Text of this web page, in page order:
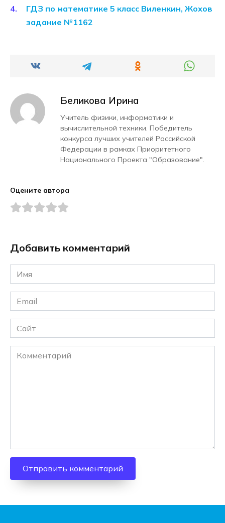
ГДЗ по математике 5 класс Виленкин, Жохов
задание №1162
Беликова Ирина
Учитель физики, информатики и
вычислительной техники. Победитель
конкурса лучших учителей Российской
Федерации в рамках Приоритетного
Национального Проекта "Образование".
Оцените автора
Добавить комментарий
Имя
*
Email
*
Сайт
Комментарий